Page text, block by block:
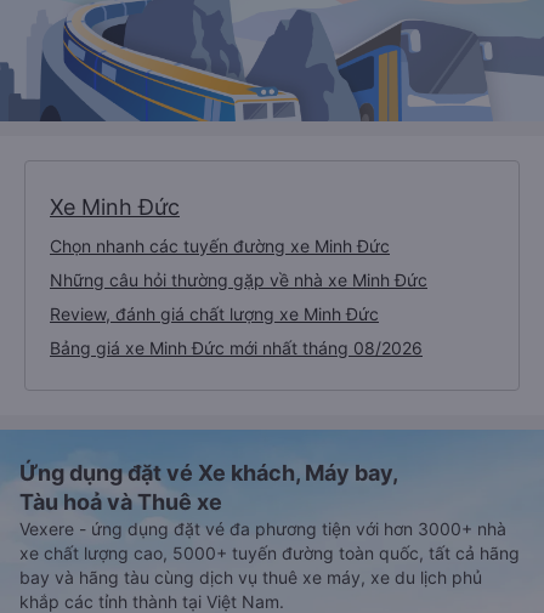
Xe Minh Đức
Chọn nhanh các tuyến đường xe Minh Đức
Những câu hỏi thường gặp về nhà xe Minh Đức
Review, đánh giá chất lượng xe Minh Đức
Bảng giá xe Minh Đức mới nhất tháng 08/2026
Ứng dụng đặt vé Xe khách, Máy bay,
Tàu hoả và Thuê xe
Vexere - ứng dụng đặt vé đa phương tiện với hơn 3000+ nhà
xe chất lượng cao, 5000+ tuyến đường toàn quốc, tất cả hãng
bay và hãng tàu cùng dịch vụ thuê xe máy, xe du lịch phủ
khắp các tỉnh thành tại Việt Nam.